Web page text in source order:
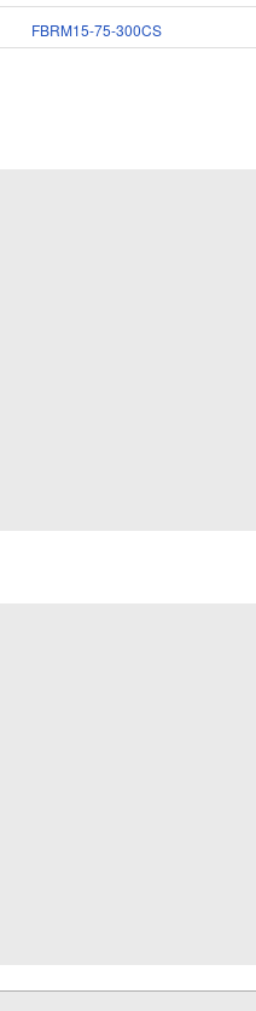
FBRM15-75-300CS